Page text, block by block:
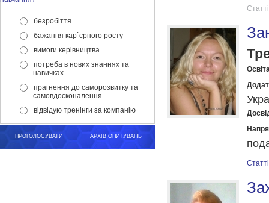
безробіття
бажання кар`єрного росту
вимоги керівництва
потреба в нових знаннях та
навичках
прагнення до саморозвитку та
самовдосконалення
відвідую тренінги за компанію
ПРОГОЛОСУВАТИ АРХІВ ОПИТУВАНЬ
Статті
Статті